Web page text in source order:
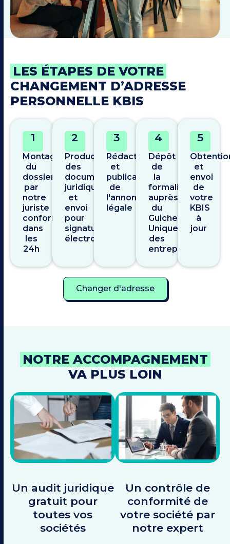
LES ÉTAPES DE VOTRE
CHANGEMENT D’ADRESSE
PERSONNELLE KBIS
1
Montage
du
dossier
par
notre
juriste
conformité
dans
les
24h
2
Production
des
documents
juridiques
et
envoi
pour
signature
électronique
3
Rédaction
et
publication
de
l'annonce
légale
4
Dépôt
de
la
formalité
auprès
du
Guichet
Unique
des
entreprises
5
et
envoi
de
votre
KBIS
à
jour
Changer d'adresse
NOTRE ACCOMPAGNEMENT
VA PLUS LOIN
Un audit juridique
gratuit pour
toutes vos
sociétés
Un contrôle de
conformité de
votre société par
notre expert